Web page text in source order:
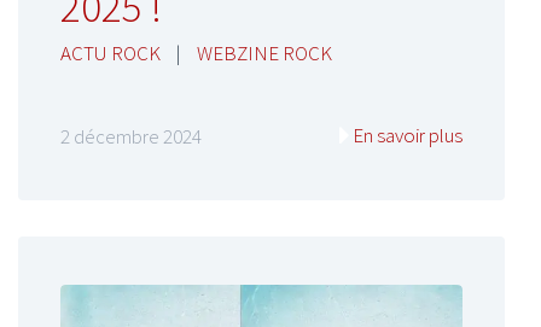
ACTU ROCK | WEBZINE ROCK
2 décembre 2024 En savoir plus